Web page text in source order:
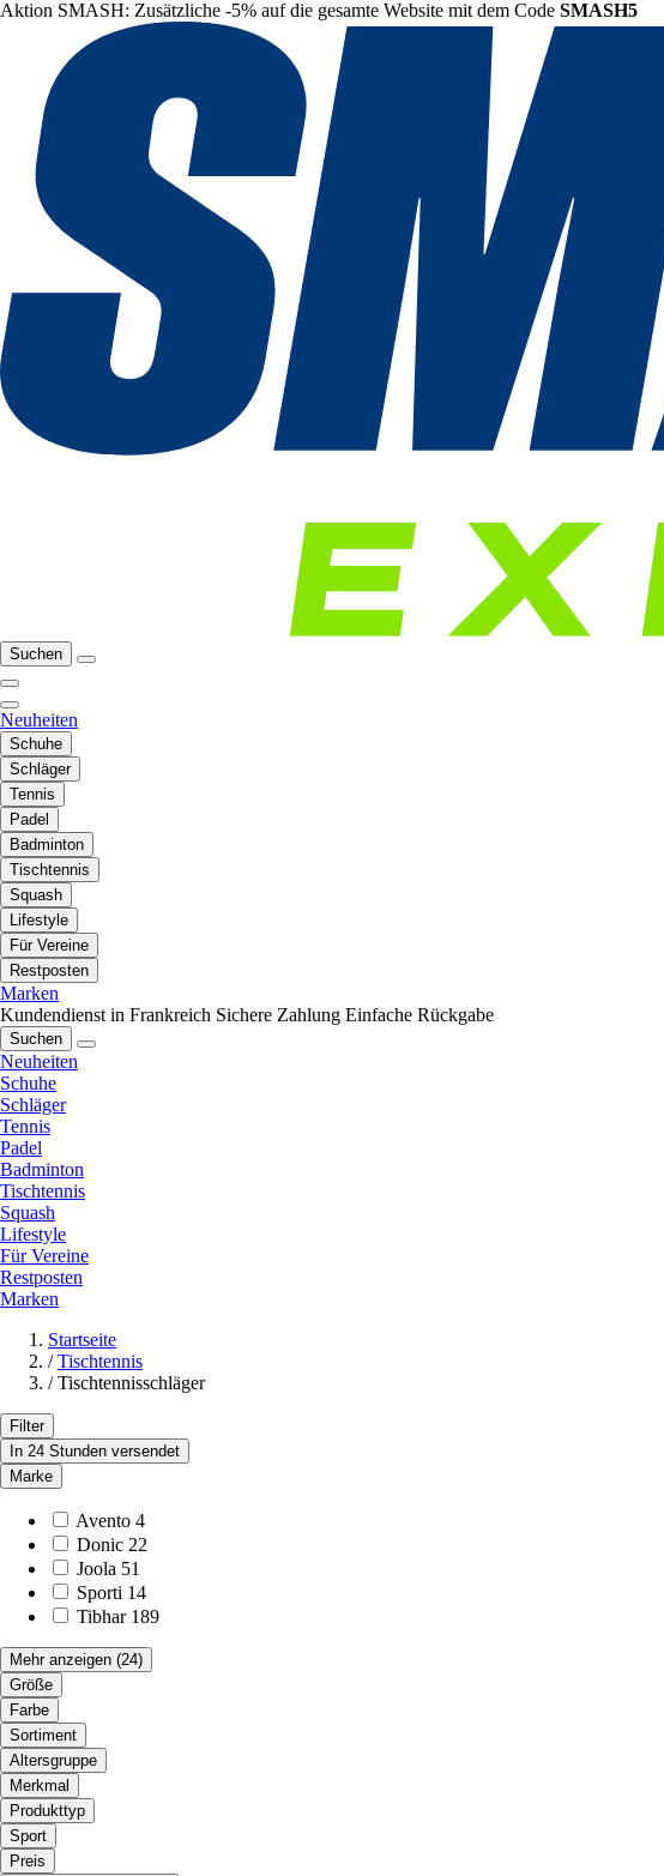
Aktion SMASH: Zusätzliche -5% auf die gesamte Website mit dem Code SMASH5
Suchen
Neuheiten
Schuhe
Schläger
Tennis
Padel
Badminton
Tischtennis
Squash
Lifestyle
Für Vereine
Restposten
Marken
Kundendienst in Frankreich Sichere Zahlung Einfache Rückgabe
Suchen
Neuheiten
Schuhe
Schläger
Tennis
Padel
Badminton
Tischtennis
Squash
Lifestyle
Für Vereine
Restposten
Marken
Startseite
/ Tischtennis
/ Tischtennisschläger
Filter
In 24 Stunden versendet
Marke
Avento 4
Donic 22
Joola 51
Sporti 14
Tibhar 189
Mehr anzeigen (24)
Größe
Farbe
Sortiment
Altersgruppe
Merkmal
Produkttyp
Sport
Preis